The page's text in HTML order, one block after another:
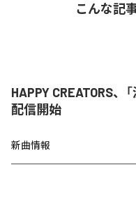
こんな記
HAPPY CREATORS、
配信開始
新曲情報